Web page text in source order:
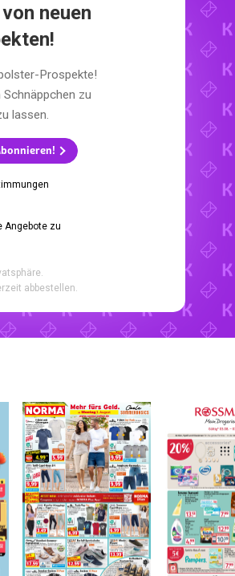
neuen
Prospekte!
zu
lassen.
Angebote zu
abbestellen.